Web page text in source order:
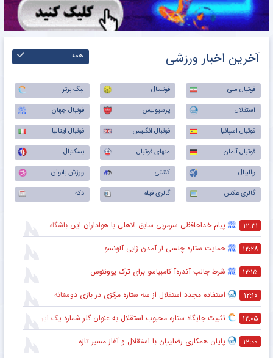
آخرین اخبار ورزشی همه
فوتبال ملی فوتسال
لیگ برتر
استقلال
پرسپولیس
فوتبال جهان
فوتبال اسپانیا
فوتبال انگلیس
فوتبال ایتالیا
فوتبال آلمان
منهای فوتبال
بسکتبال
والیبال
کشتی
ورزش بانوان
گالری عکس
گالری فیلم دکه
۱۲:۳۱ پیام خداحافظی سرمربی سابق الاهلی با هواداران این باشگاه
۱۲:۲۸ حمایت ستاره چلسی از آمدن ژابی آلونسو
۱۲:۱۵ شرط جالب آندره‌آ کامبیاسو برای ترک یوونتوس
۱۲:۱۰ استفاده مجدد استقلال از سه ستاره مرکزی در بازی دوستانه
۱۲:۰۵ تثبیت جایگاه ستاره محبوب استقلال به عنوان گلر شماره یک این تیم برای شروع لیگ
۱۲:۰۰ پایان همکاری رضاییان با استقلال و آغاز مسیر تازه